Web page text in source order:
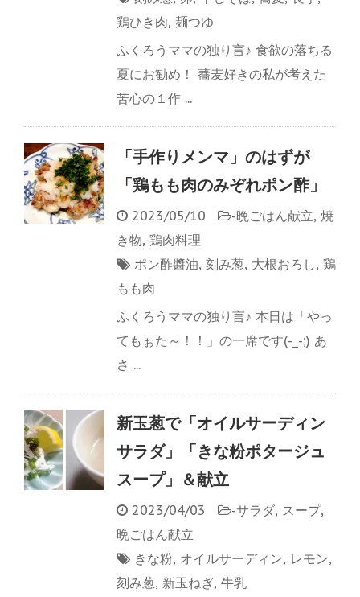
鶏ひき肉, 麺つゆ
ふくろうママの独り言♪ 食欲の落ちる
夏にお勧め！ 蕎麦好きの私が考えた
苦心の１作 ...
「手作りメンマ」のはずが
「鶏もも肉のみぞれポン酢」
2023/05/10 -晩ごはん献立, 焼
き物, 鶏肉料理
ポン酢醬油, 刻み葱, 大根おろし, 鶏
もも肉
ふくろうママの独り言♪ 本日は「やっ
てもぉた～！！」の一席です(-_-;) あ
さ ...
新玉葱で「オイルサーディン
サラダ」「きな粉ポタージュ
スープ」＆献立
2023/04/03 -サラダ, スープ,
晩ごはん献立
きな粉, オイルサーディン, レモン,
刻み葱, 新玉ねぎ, 牛乳